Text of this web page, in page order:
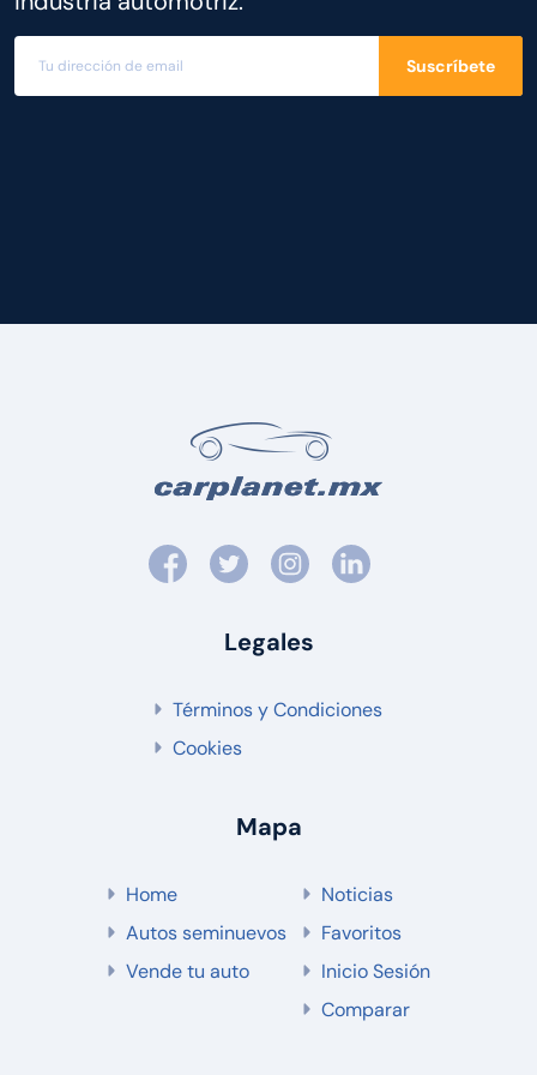
Suscríbete
Legales
Términos y Condiciones
Cookies
Mapa
Home
Autos seminuevos
Vende tu auto
Noticias
Favoritos
Inicio Sesión
Comparar